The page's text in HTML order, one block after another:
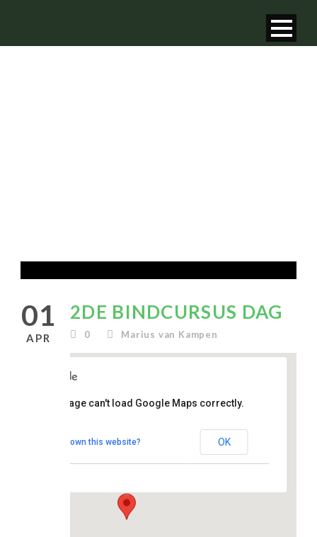
01
APR
2DE BINDCURSUS DAG
0 Marius van Kampen
De
Madesteinweg 34
This page can't load Google Maps correctly.
Do you own this website? OK